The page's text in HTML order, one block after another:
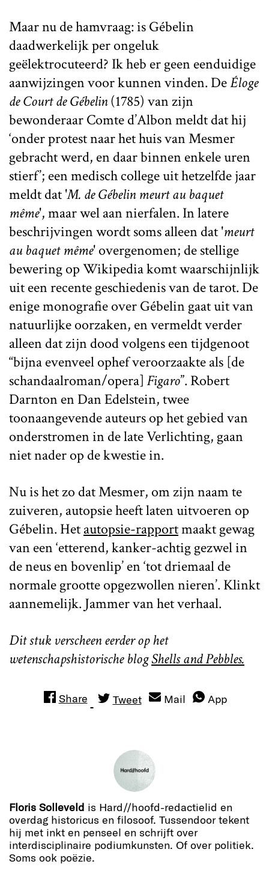
Maar nu de hamvraag: is Gébelin
daadwerkelijk per ongeluk
geëlektrocuteerd? Ik heb er geen eenduidige
aanwijzingen voor kunnen vinden. DeÉloge
de Court de Gébelin(1785) van zijn
bewonderaar Comte d’Albon meldt dat hij
‘onder protest naar het huis van Mesmer
gebracht werd, en daar binnen enkele uren
stierf’; een medisch college uit hetzelfde jaar
meldt dat 'M. de Gébelin meurt au baquet
même', maar wel aan nierfalen. In latere
beschrijvingen wordt soms alleen dat 'meurt
au baquet même' overgenomen; de stellige
bewering op Wikipedia komt waarschijnlijk
uit een recente geschiedenis van de tarot. De
enige monografie over Gébelin gaat uit van
natuurlijke oorzaken, en vermeldt verder
alleen dat zijn dood volgens een tijdgenoot
“bijna evenveel ophef veroorzaakte als [de
schandaalroman/opera]Figaro”. Robert
Darnton en Dan Edelstein, twee
toonaangevende auteurs op het gebied van
onderstromen in de late Verlichting, gaan
niet nader op de kwestie in.
Nu is het zo dat Mesmer, om zijn naam te
zuiveren, autopsie heeft laten uitvoeren op
Gébelin. Hetautopsie-rapportmaakt gewag
van een ‘etterend, kanker-achtig gezwel in
de neus en bovenlip’ en ‘tot driemaal de
normale grootte opgezwollen nieren’. Klinkt
aannemelijk. Jammer van het verhaal.
Dit stuk verscheen eerder op het
wetenschapshistorische blogShells and Pebbles.
Share Tweet Mail App
Floris Solleveld is Hard//hoofd-redactielid en
overdag historicus en filosoof. Tussendoor tekent
hij met inkt en penseel en schrijft over
interdisciplinaire podiumkunsten. Of over politiek.
Soms ook poëzie.